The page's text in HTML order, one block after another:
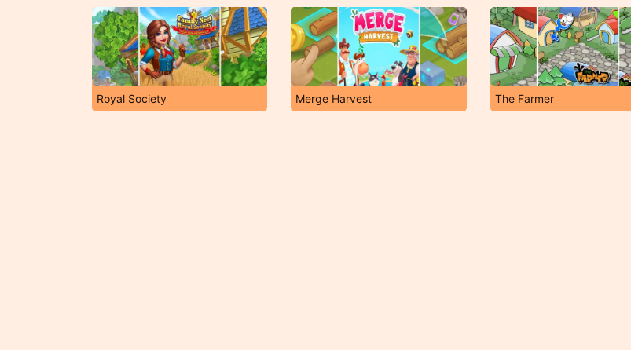
Royal Society Merge Harvest The Farmer